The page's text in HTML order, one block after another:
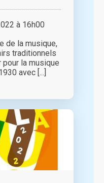
à 16h00
de la musique,
traditionnels
pour la musique
avec [...]